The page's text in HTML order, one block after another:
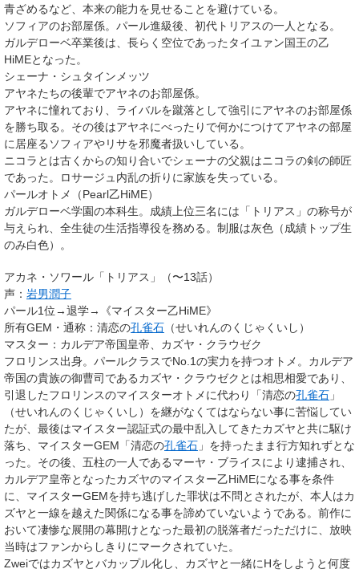
青ざめるなど、本来の能力を見せることを避けている。
ソフィアのお部屋係。パール進級後、初代トリアスの一人となる。
ガルデローベ卒業後は、長らく空位であったタイユァン国王の乙
HiMEとなった。
シェーナ・シュタインメッツ
アヤネたちの後輩でアヤネのお部屋係。
アヤネに憧れており、ライバルを蹴落として強引にアヤネのお部屋係
を勝ち取る。その後はアヤネにべったりで何かにつけてアヤネの部屋
に居座るソフィアやリサを邪魔者扱いしている。
ニコラとは古くからの知り合いでシェーナの父親はニコラの剣の師匠
であった。ロサージュ内乱の折りに家族を失っている。
パールオトメ（Pearl乙HiME）
ガルデローベ学園の本科生。成績上位三名には「 トリアス 」の称号が
与えられ、全生徒の生活指導役を務める。制服は灰色（成績トップ生
のみ白色）。
アカネ・ソワール「トリアス」（〜13話）
声： 岩男潤子
パール1位→退学→《マイスター乙HiME》
所有GEM・通称 ：清恋の孔雀石 （せいれんのくじゃくいし）
マスター ：カルデア帝国皇帝、カズヤ・クラウゼク
フロリンス出身。パールクラスでNo.1の実力を持つオトメ。 カルデア
帝国の貴族の御曹司であるカズヤ・クラウゼクとは相思相愛であり、
引退したフロリンスのマイスターオトメに代わり「清恋の孔雀石 」
（せいれんのくじゃくいし）を継がなくてはならない事に苦悩してい
たが、最後はマイスター認証式の最中乱入してきたカズヤと共に駆け
落ち、マイスターGEM「清恋の孔雀石 」を持ったまま行方知れずとな
った。その後、五柱の一人であるマーヤ・ブライスにより逮捕され、
カルデア皇帝となったカズヤのマイスター乙HiMEになる事を条件
に、マイスターGEMを持ち逃げした罪状は不問とされたが、本人はカ
ズヤと一線を越えた関係になる事を諦めていないようである。前作に
おいて凄惨な展開の幕開けとなった最初の脱落者だっただけに、放映
当時はファンからしきりにマークされていた。
Zweiではカズヤとバカップル化し、カズヤと一緒にHをしようと何度